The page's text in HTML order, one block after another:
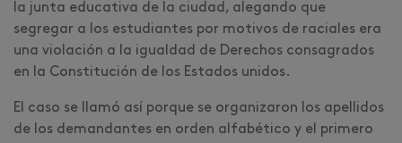
la junta educativa de la ciudad, alegando que
segregar a los estudiantes por motivos de raciales era
una violación a la igualdad de Derechos consagrados
en la Constitución de los Estados unidos.
El caso se llamó así porque se organizaron los apellidos
de los demandantes en orden alfabético y el primero